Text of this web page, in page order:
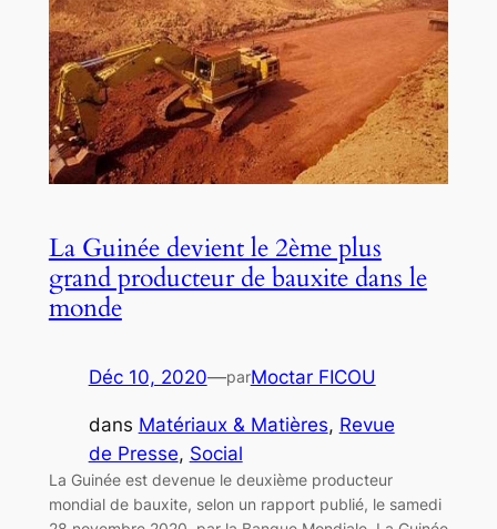
La Guinée devient le 2ème plus
grand producteur de bauxite dans le
monde
Déc 10, 2020—parMoctar FICOU
dans Matériaux & Matières, Revue
de Presse, Social
La Guinée est devenue le deuxième producteur
mondial de bauxite, selon un rapport publié, le samedi